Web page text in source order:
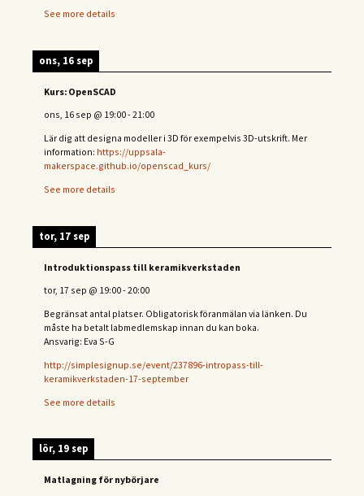
See more details
ons, 16 sep
Kurs: OpenSCAD
ons, 16 sep @ 19:00-21:00
Lär dig att designa modeller i 3D för exempelvis 3D-utskrift. Mer
information: https://uppsala-
makerspace.github.io/openscad_kurs/
See more details
tor, 17 sep
Introduktionspass till keramikverkstaden
tor, 17 sep @ 19:00-20:00
Begränsat antal platser. Obligatorisk föranmälan via länken. Du
måste ha betalt labmedlemskap innan du kan boka.
Ansvarig: Eva S-G
http://simplesignup.se/event/237896-intropass-till-
keramikverkstaden-17-september
See more details
lör, 19 sep
Matlagning för nybörjare